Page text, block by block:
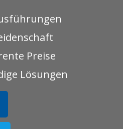
Preise
Lösungen